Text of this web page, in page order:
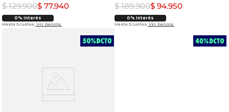
$ 129.900$ 77.940
0% Interés
Hasta 3 cuotas. Ver bancos.
$ 189.900$ 94.950
0% Interés
Hasta 3 cuotas. Ver bancos.